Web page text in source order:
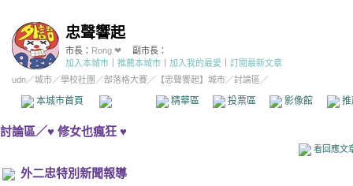
忠聲響起
市長： Rong ❤
副市長：
加入本城市
推薦本城市 加入我的最愛
訂閱最新文章
udn／城市／學校社團 ／部落格大賽／ 【忠聲響起】城市／討論區／
本城市首頁 精華區 投票區 影像館
討論區／♥ 修女也瘋狂 ♥
看回應文
外二忠特別新聞報導